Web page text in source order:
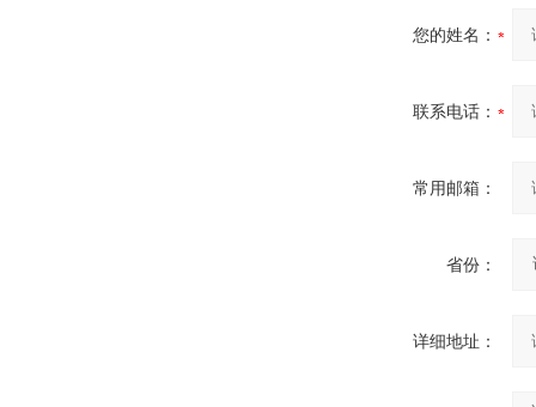
您的姓名：
联系电话：
常用邮箱：
省份：
详细地址：